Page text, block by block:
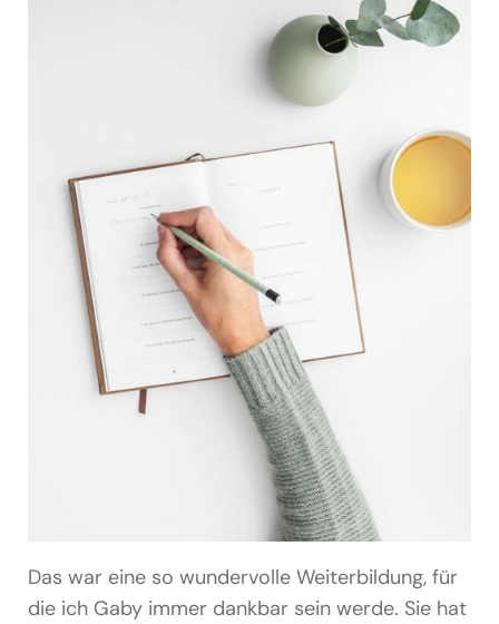
Das war eine so wundervolle Weiterbildung, für
die ich Gaby immer dankbar sein werde. Sie hat